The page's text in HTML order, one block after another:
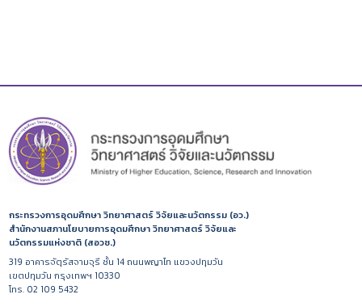
กระทรวงการอุดมศึกษา วิทยาศาสตร์ วิจัยและนวัตกรรม (อว.)
สำนักงานสภานโยบายการอุดมศึกษา วิทยาศาสตร์ วิจัยและ
นวัตกรรมแห่งชาติ (สอวช.)
319 อาคารจัตุรัสจามจุรี ชั้น 14 ถนนพญาไท แขวงปทุมวัน
เขตปทุมวัน กรุงเทพฯ 10330
โทร. 02 109 5432